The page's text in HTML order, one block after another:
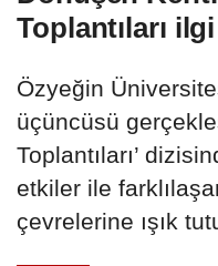
Toplantıları
Özyeğin
üçüncüsü
Toplantıları’
etkiler ile
çevrelerine ışık